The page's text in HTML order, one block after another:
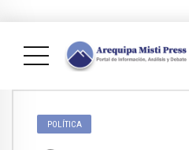
POLÍTICA